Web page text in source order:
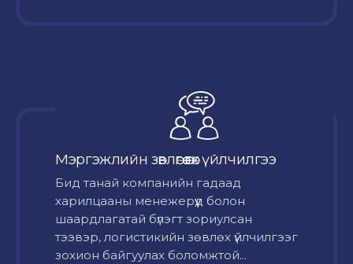
Мэргэжлийн зөвлөгөө өгөх үйлчилгээ
Бид танай компанийн гадаад
харилцааны менежерүүд болон
шаардлагатай бүлэгт зориулсан
тээвэр, логистикийн зөвлөх үйлчилгээг
зохион байгуулах боломжтой...